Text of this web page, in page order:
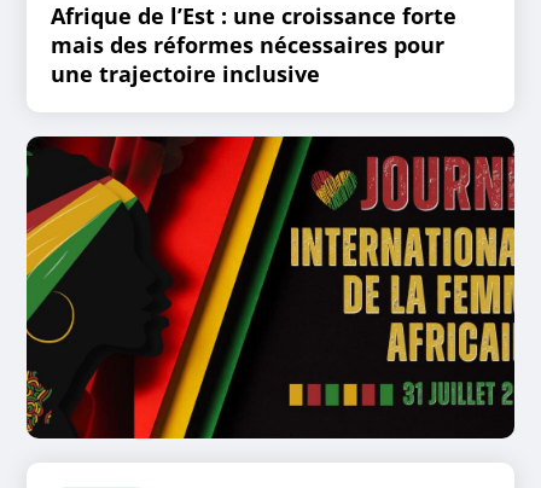
Afrique de l’Est : une croissance forte
mais des réformes nécessaires pour
une trajectoire inclusive